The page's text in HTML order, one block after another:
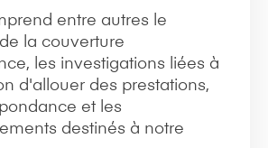
entre autres le
la couverture
les investigations liées à
d'allouer des prestations,
et les
destinés à notre